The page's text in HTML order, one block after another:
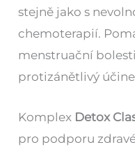
stejně jako s
chemoterapií.
menstruační
protizánětlivý
Komplex Detox
pro podporu